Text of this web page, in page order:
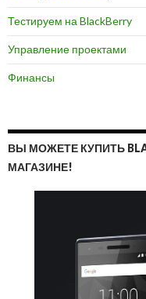
Тестируем на BlackBerry
Управление проектами
Финансы
ВЫ МОЖЕТЕ КУПИТЬ
МАГАЗИНЕ!